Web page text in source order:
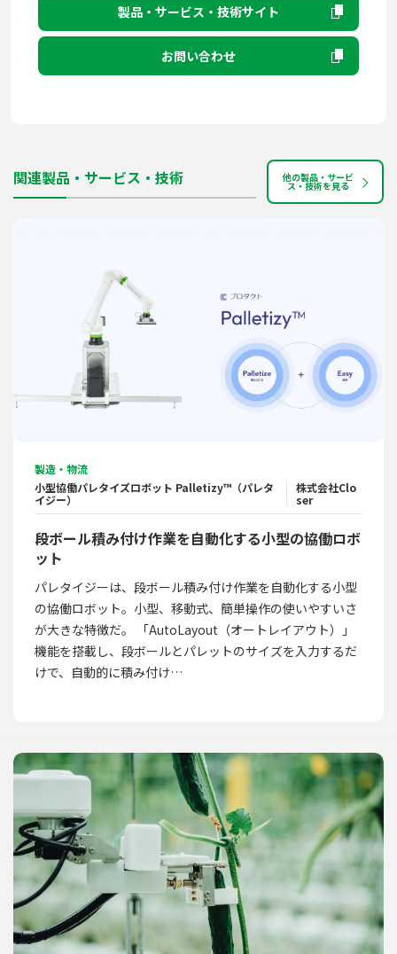
製品・サービス・技術サイト
お問い合わせ
関連製品・サービス・技術 他の製品・サービ
ス・技術を見る
製造・物流
小型協働パレタイズロボット Palletizy™（パレタ
イジー）
株式会社Clo
ser
段ボール積み付け作業を自動化する小型の協働ロボ
ット
パレタイジーは、段ボール積み付け作業を自動化する小型
の協働ロボット。小型、移動式、簡単操作の使いやすいさ
が大きな特徴だ。 「AutoLayout（オートレイアウト）」
機能を搭載し、段ボールとパレットのサイズを入力するだ
けで、自動的に積み付け…